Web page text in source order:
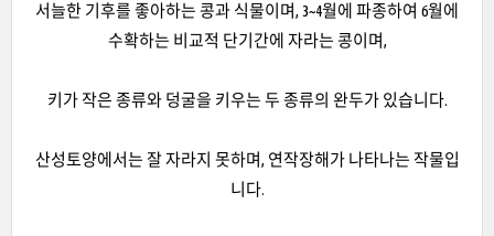
서늘한 기후를 좋아하는 콩과 식물이며, 3~4월에 파종하여 6월에
수확하는 비교적 단기간에 자라는 콩이며,
키가 작은 종류와 덩굴을 키우는 두 종류의 완두가 있습니다.
산성토양에서는 잘 자라지 못하며, 연작장해가 나타나는 작물입
니다.